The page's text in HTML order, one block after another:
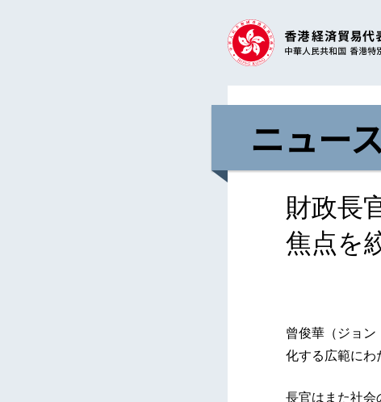
ニュー
財政長
焦点を
曾俊華（ジョン
化する広範にわ
長官はまた社会